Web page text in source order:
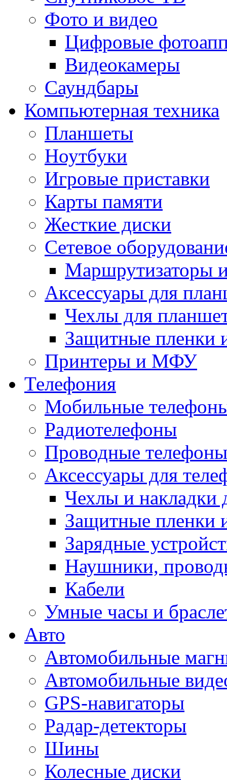
Фото и видео
Цифровые
Видеокамеры
Саундбары
Компьютерная техника
Планшеты
Ноутбуки
Игровые приставки
Карты памяти
Жесткие диски
Сетевое
Маршрутизаторы
Аксессуары для
Чехлы для
Защитные пленки
Принтеры и МФУ
Телефония
Мобильные
Радиотелефоны
Проводные телефоны
Аксессуары для
Чехлы и накладки
Защитные пленки
Зарядные
Наушники,
Кабели
Умные часы и
Авто
Автомобильные
Автомобильные
GPS-навигаторы
Радар-детекторы
Шины
Колесные диски